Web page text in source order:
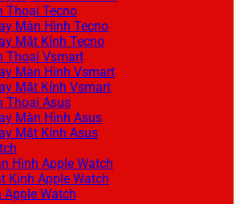
Thoại Tecno
Màn Hình Tecno
Mặt Kính Tecno
Thoại Vsmart
Màn Hình Vsmart
Mặt Kính Vsmart
Thoại Asus
Màn Hình Asus
Mặt Kính Asus
Hình Apple Watch
Kính Apple Watch
Apple Watch